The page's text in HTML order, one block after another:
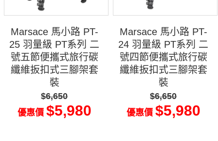
Marsace 馬小路 PT-
25 羽量級 PT系列 二
號五節便攜式旅行碳
纖維扳扣式三腳架套
裝
$6,650
優惠價 $5,980
Marsace 馬小路 PT-
24 羽量級 PT系列 二
號四節便攜式旅行碳
纖維扳扣式三腳架套
裝
$6,650
優惠價 $5,980